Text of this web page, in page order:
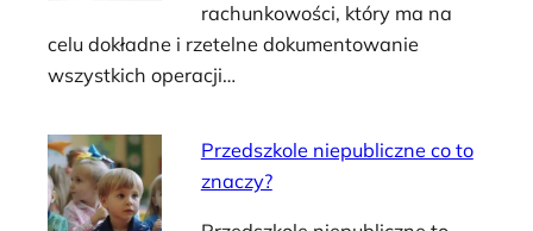
rachunkowości, który ma na
celu dokładne i rzetelne dokumentowanie
wszystkich operacji…
Przedszkole niepubliczne co to
znaczy?